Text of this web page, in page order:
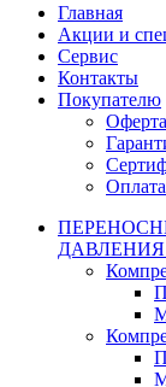
Главная
Акции и
Сервис
Контакты
Покупателю
ДАВЛЕНИЯ